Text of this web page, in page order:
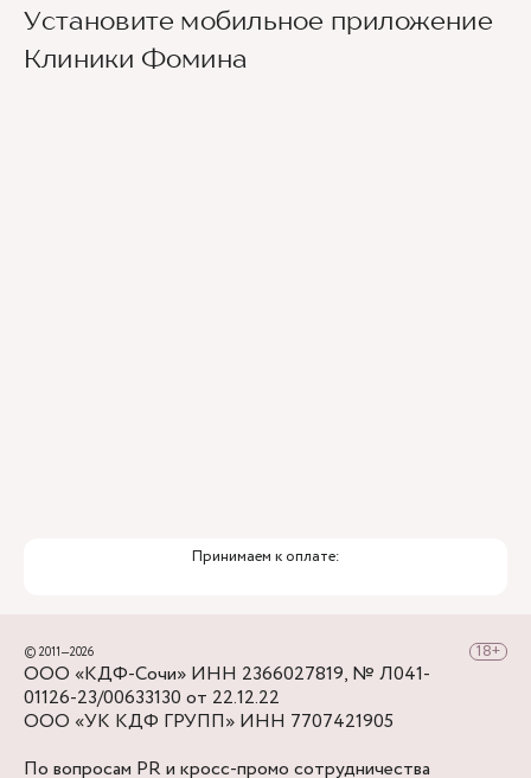
Из международного аэропорта Сочи до клиники
можно добраться на такси или
Установите мобильное приложение
Клиники Фомина
Принимаем к оплате:
© 2011—2026
ООО «КДФ-Сочи» ИНН 2366027819, № Л041-
01126-23/00633130 от 22.12.22
ООО «УК КДФ ГРУПП» ИНН 7707421905
По вопросам PR и кросс-промо сотрудничества